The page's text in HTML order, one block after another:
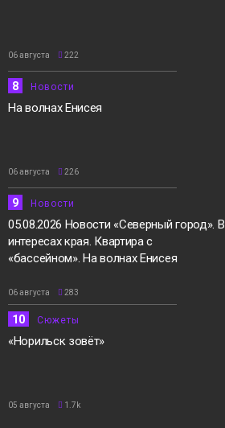
06 августа 222
8 Новости
На волнах Енисея
06 августа 226
9 Новости
05.08.2026 Новости «Северный город». В
интересах края. Квартира с
«бассейном». На волнах Енисея
06 августа 283
10 Сюжеты
«Норильск зовёт»
05 августа 1.7k